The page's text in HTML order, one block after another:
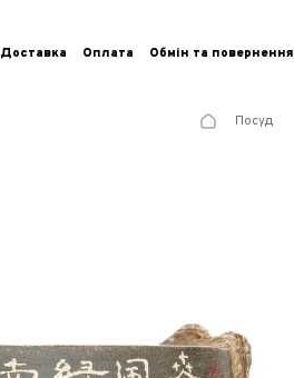
Доставка Оплата Обмін та повернення
Посуд